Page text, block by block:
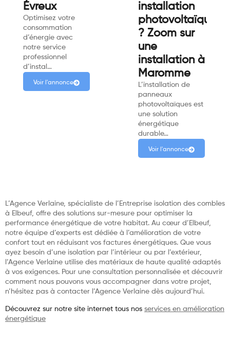
Évreux
Optimisez votre
consommation
d’énergie avec
notre service
professionnel
d’instal…
Voir l'annonce
installation
photovoltaïque
? Zoom sur
une
installation à
Maromme
L’installation de
panneaux
photovoltaïques est
une solution
énergétique
durable…
Voir l'annonce
L’Agence Verlaine, spécialiste de l’Entreprise isolation des combles
à Elbeuf, offre des solutions sur-mesure pour optimiser la
performance énergétique de votre habitat. Au cœur d’Elbeuf,
notre équipe d’experts est dédiée à l’amélioration de votre
confort tout en réduisant vos factures énergétiques. Que vous
ayez besoin d’une isolation par l’intérieur ou par l’extérieur,
l’Agence Verlaine utilise des matériaux de haute qualité adaptés
à vos exigences. Pour une consultation personnalisée et découvrir
comment nous pouvons vous accompagner dans votre projet,
n’hésitez pas à contacter l’Agence Verlaine dès aujourd’hui.
Découvrez sur notre site internet tous nos services en amélioration
énergétique